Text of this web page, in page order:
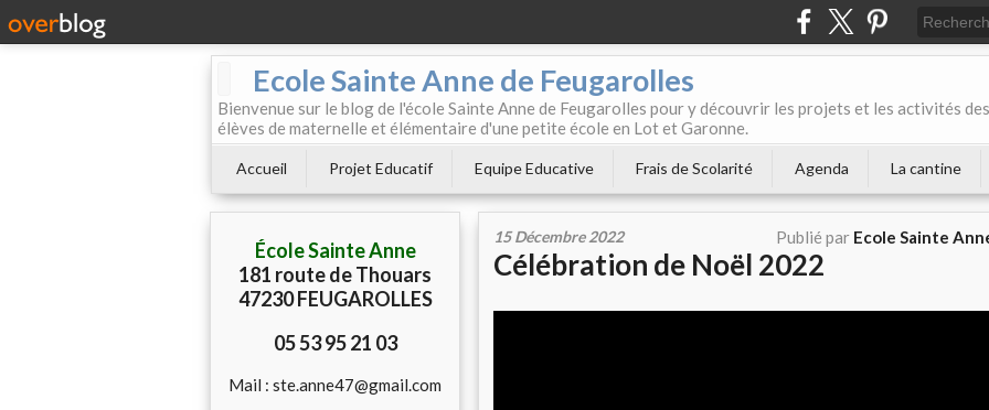
Ecole Sainte Anne de Feugarolles
Bienvenue sur le blog de l'école Sainte Anne de Feugarolles pour y découvrir les projets et les activités des
élèves de maternelle et élémentaire d'une petite école en Lot et Garonne.
Accueil Projet Educatif Equipe Educative Frais de Scolarité Agenda La cantine
École Sainte Anne
181 route de Thouars
47230 FEUGAROLLES
05 53 95 21 03
Mail : ste.anne47@gmail.com
15 Décembre 2022 Publié par Ecole Sainte
Célébration de Noël 2022